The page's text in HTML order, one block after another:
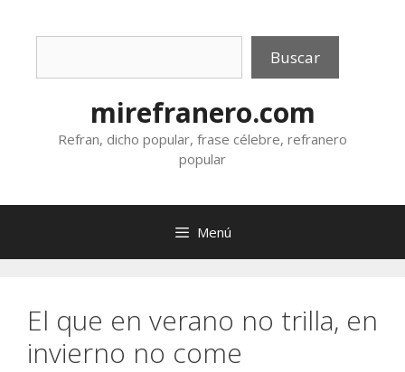
Buscar
mirefranero.com
Refran, dicho popular, frase célebre, refranero
popular
Menú
El que en verano no trilla, en
invierno no come